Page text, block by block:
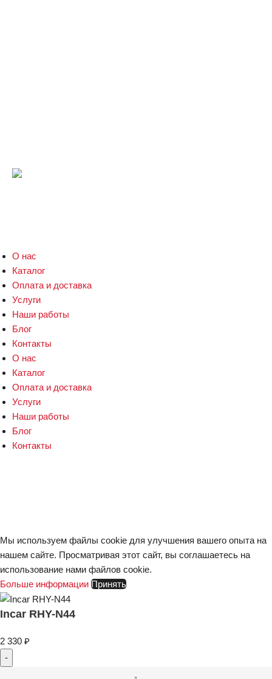
О нас
Каталог
Оплата и доставка
Услуги
Наши работы
Блог
Контакты
О нас
Каталог
Оплата и доставка
Услуги
Наши работы
Блог
Контакты
Мы используем файлы cookie для улучшения вашего опыта на
нашем сайте. Просматривая этот сайт, вы соглашаетесь на
использование нами файлов cookie.
Больше информации Принять
Incar RHY-N44
2 330 ₽